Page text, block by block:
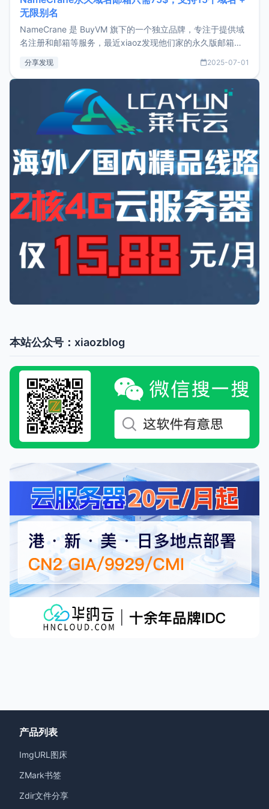
无限别名
NameCrane 是 BuyVM 旗下的一个独立品牌，专注于提供域
名注册和邮箱等服务，最近xiaoz发现他们家的永久版邮箱服
又实惠的域名邮箱，不妨尝试一下 NameCrane。注册
NameCraneNameCrane不支持直接注册，必须要购买
分享发现 2025-07-01
本站公众号：xiaozblog
产品列表
ImgURL图床
ZMark书签
Zdir文件分享